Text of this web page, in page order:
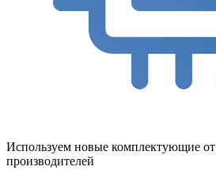
Используем новые комплектующие
производителей